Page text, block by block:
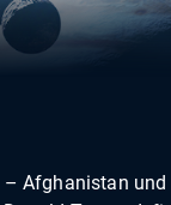
– Afghanistan